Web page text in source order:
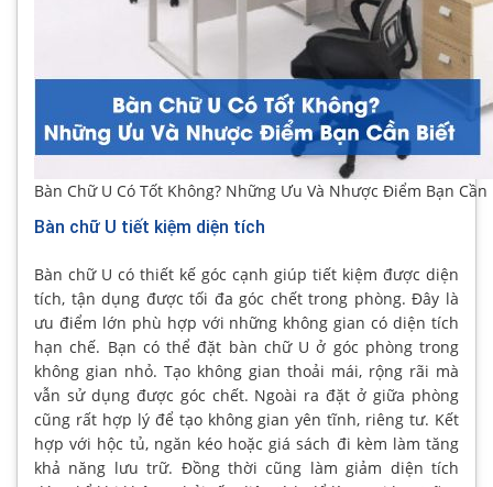
Bàn Chữ U Có Tốt Không? Những Ưu Và Nhược Điểm Bạn Cần
Bàn chữ U tiết kiệm diện tích
Bàn chữ U có thiết kế góc cạnh giúp tiết kiệm được diện
tích, tận dụng được tối đa góc chết trong phòng. Đây là
ưu điểm lớn phù hợp với những không gian có diện tích
hạn chế. Bạn có thể đặt bàn chữ U ở góc phòng trong
không gian nhỏ. Tạo không gian thoải mái, rộng rãi mà
vẫn sử dụng được góc chết. Ngoài ra đặt ở giữa phòng
cũng rất hợp lý để tạo không gian yên tĩnh, riêng tư. Kết
hợp với hộc tủ, ngăn kéo hoặc giá sách đi kèm làm tăng
khả năng lưu trữ. Đồng thời cũng làm giảm diện tích